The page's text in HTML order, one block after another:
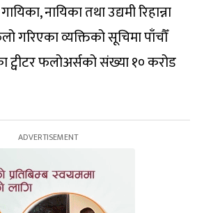
नायिका तथा उद्यमी रिहान्ना
गरिएका व्यक्तिको सूचिमा पाँचौँ
ट्वीटर फलोअर्सको संख्या १० करोड